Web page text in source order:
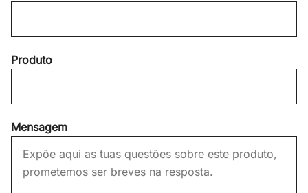
t
Produto
Mensagem